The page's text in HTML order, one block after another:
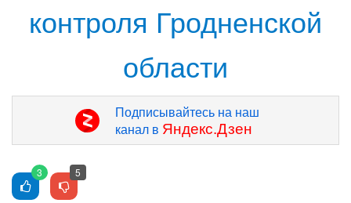
контроля Гродненской
области
Подписывайтесь на наш
канал в Яндекс.Дзен
3 5